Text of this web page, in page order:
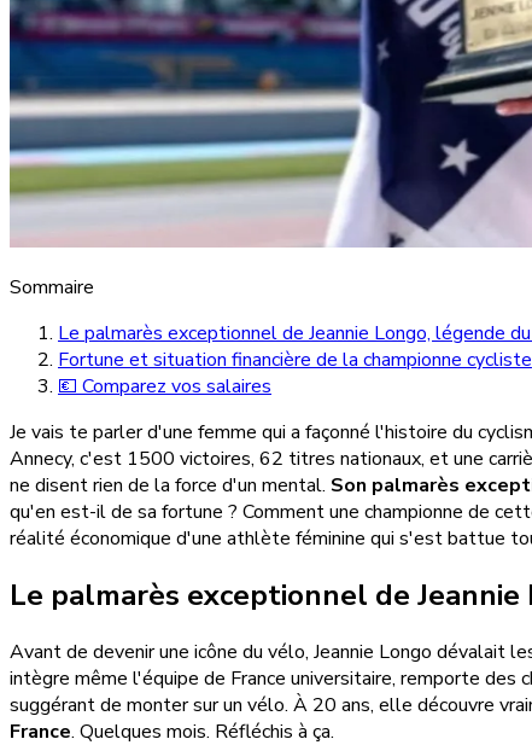
Sommaire
Le palmarès exceptionnel de Jeannie Longo, légende
Fortune et situation financière de la championne cycliste
💶 Comparez vos salaires
Je vais te parler d'une femme qui a façonné l'histoire du
Annecy, c'est 1500 victoires, 62 titres nationaux, et une
ne disent rien de la force d'un mental. Son palmarès
qu'en est-il de sa fortune ? Comment une championne de
réalité économique d'une athlète féminine qui s'est battue
Le palmarès exceptionnel de
Avant de devenir une icône du vélo, Jeannie Longo dévalait
intègre même l'équipe de France universitaire, remporte des
suggérant de monter sur un vélo. À 20 ans, elle découvre
France. Quelques mois. Réfléchis à ça.